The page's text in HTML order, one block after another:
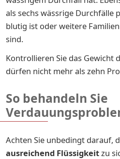
als sechs wässrige Durchfälle
blutig ist oder weitere
sind.
Kontrollieren Sie das Gewicht
dürfen nicht mehr als zehn
So behandeln Sie
Achten Sie unbedingt darauf,
ausreichend Flüssigkeitzu